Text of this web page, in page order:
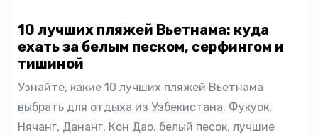
10 лучших пляжей Вьетнама: куда
ехать за белым песком, серфингом и
тишиной
Узнайте, какие 10 лучших пляжей Вьетнама
выбрать для отдыха из Узбекистана. Фукуок,
Нячанг, Дананг, Кон Дао, белый песок, лучшие